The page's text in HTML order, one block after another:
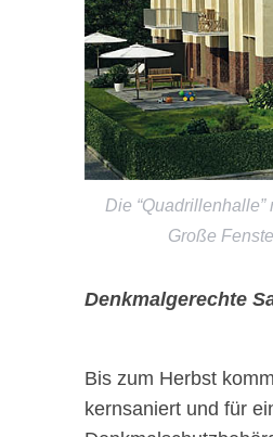
Die
Große
Denkmalgerechte
Bis zum Herbst
kernsaniert und für